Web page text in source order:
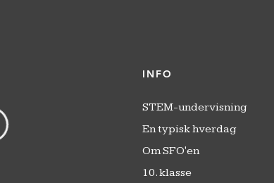
INFO
STEM-undervisning
En typisk hverdag
Om SFO'en
10. klasse